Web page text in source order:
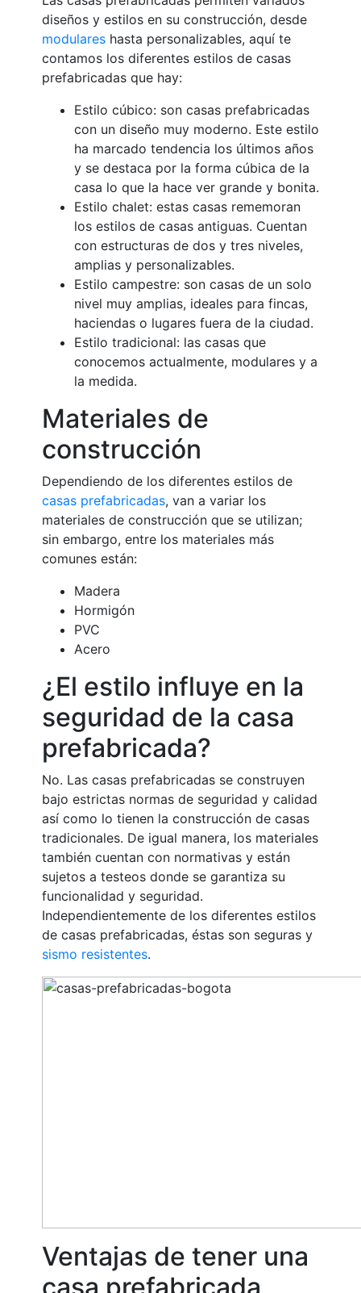
diseños y estilos en su construcción, desde
modulareshasta personalizables, aquí te
contamos los diferentes estilos de casas
prefabricadas que hay:
Estilo cúbico: son casas prefabricadas
con un diseño muy moderno. Este estilo
ha marcado tendencia los últimos años
y se destaca por la forma cúbica de la
casa lo que la hace ver grande y bonita.
Estilo chalet: estas casas rememoran
los estilos de casas antiguas. Cuentan
con estructuras de dos y tres niveles,
amplias y personalizables.
Estilo campestre: son casas de un solo
nivel muy amplias, ideales para fincas,
haciendas o lugares fuera de la ciudad.
Estilo tradicional: las casas que
conocemos actualmente, modulares y a
la medida.
Materiales de
construcción
Dependiendo de los diferentes estilos de
casas prefabricadas, van a variar los
materiales de construcción que se utilizan;
sin embargo, entre los materiales más
comunes están:
Madera
Hormigón
PVC
Acero
¿El estilo influye en la
seguridad de la casa
prefabricada?
No. Las casas prefabricadas se construyen
bajo estrictas normas de seguridad y calidad
así como lo tienen la construcción de casas
tradicionales. De igual manera, los materiales
también cuentan con normativas y están
sujetos a testeos donde se garantiza su
funcionalidad y seguridad.
Independientemente de los diferentes estilos
de casas prefabricadas, éstas son seguras y
sismo resistentes.
Ventajas de tener una